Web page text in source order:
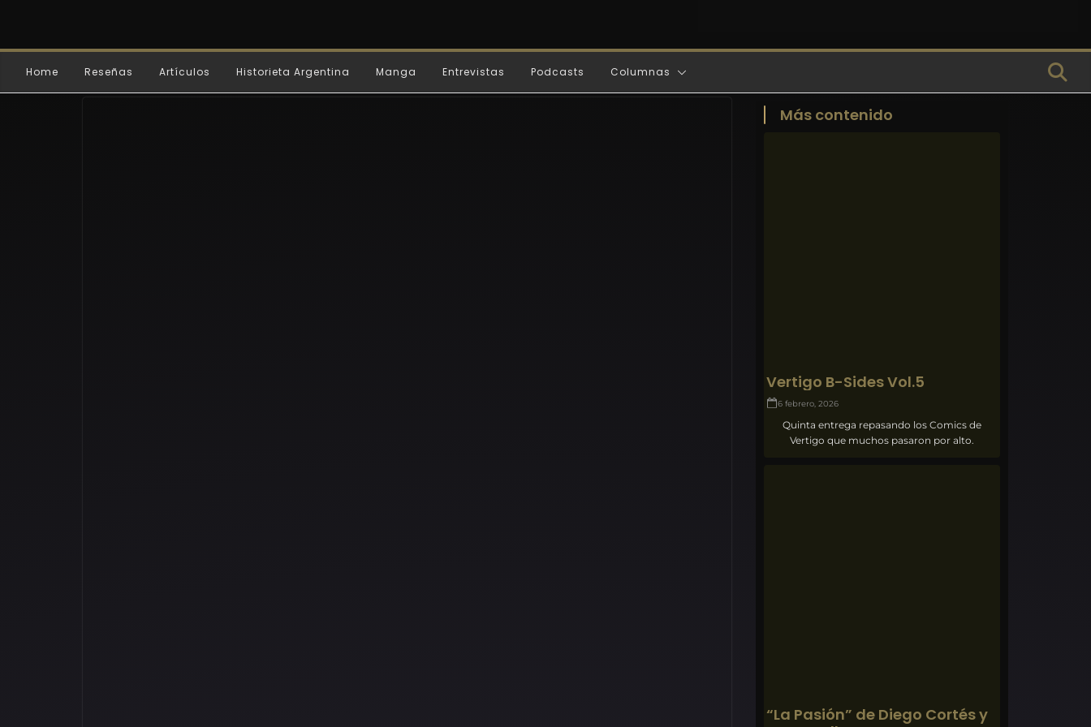
Home Reseñas Artículos Historieta Argentina Manga Entrevistas Podcasts Columnas
Más contenido
Vertigo B-Sides Vol.5
6 febrero, 2026
Quinta entrega repasando los Comics de
Vertigo que muchos pasaron por alto.
“La Pasión” de Diego Cortés y